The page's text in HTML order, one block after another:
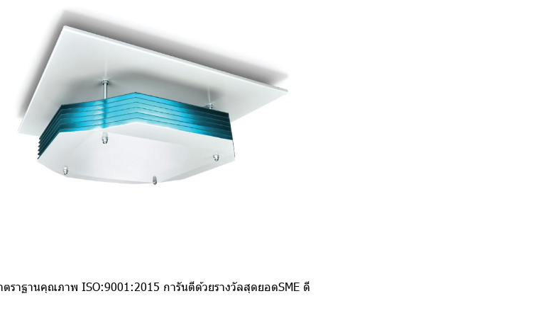
ราฐานคุณภาพ ISO:9001:2015 การันตีด้วยรางวัลสุดยอดSME ดี